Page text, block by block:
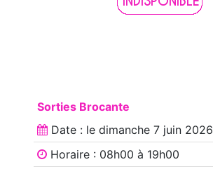
Sorties Brocante
Date : le dimanche 7 juin 2026
Horaire : 08h00 à 19h00